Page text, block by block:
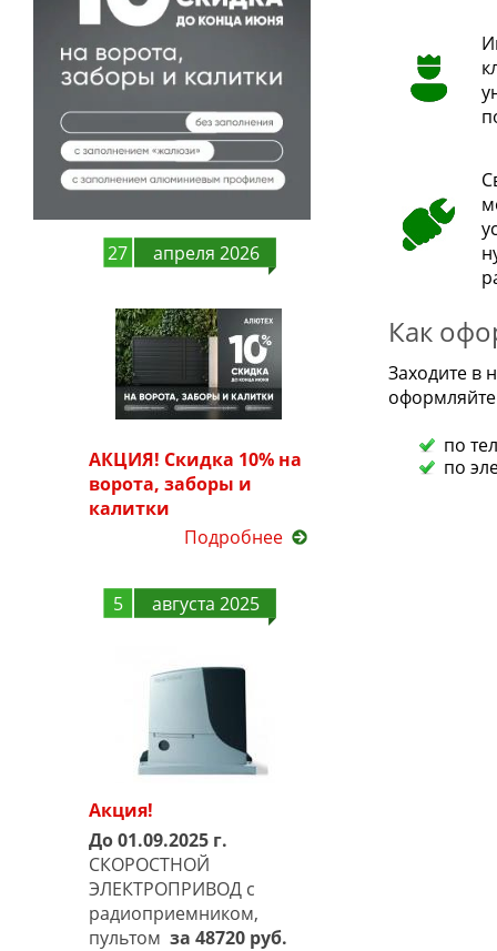
27 апреля 2026
АКЦИЯ! Скидка 10% на
ворота, заборы и
калитки
Подробнее
5 августа 2025
Акция!
До 01.09.2025 г.
СКОРОСТНОЙ
ЭЛЕКТРОПРИВОД с
радиоприемником,
пультом за 48720 руб.
Как
Заходите в
по
по